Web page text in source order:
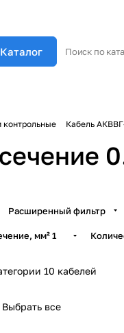
Каталог
контрольные Кабель
Расширенный фильтр
мм²1
10 кабелей
Выбрать все